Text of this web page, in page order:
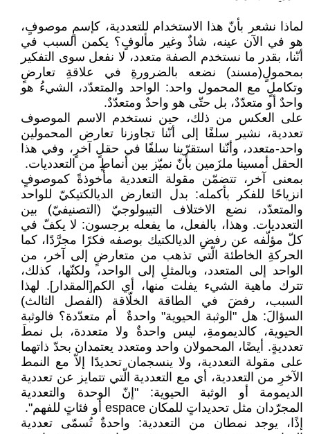
لماذا نشعر بأنّ هذا الاستخدام للتعددية، كإسمٍ موصوفٍ،
هو في الآن عينه، شاذٌ وغير مألوفٍ؟ ‏يكمن السبب في
أنّنا، بقدر ما نستخدم الصفة متعدد، لا نفعل سوى التفكير
بمحمولٍ(مسند) نضعه ‏بالضرورةِ في علاقةِ تعارضٍ
وتكاملٍ مع المحمول واحد: الواحد والمتعدّد، الشيءُ هو
واحدٌ أو ‏متعدّدٌ، بل حتّى هو واحدٌ ومتعدّدٌ.‏
على العكس من ذلك، حين نستخدم الاسم الموصوف
تعددية، نشير سلفًا إلى أنّنا تجاوزنا تعارض ‏المحمولين
واحد-متعدد، وأنّنا استقرّينا سلفًا في حقلٍ آخرٍ، وفي هذا
الحقل أمسينا ملزَمين بأنّ نميّز ‏بين أنماطٍ من التعدديات. ‏
بمعنى آخر، تتضمّن مقولة التعددية مأخوذةً كموصوفٍ
انزياحًا للفكر بأكمله: بدل التعارض ‏الديالكتيكيّ للواحد
والمتعدّد، نضع الاختلاف التيبولوجيّ (التصنيفيّ) بين
التعدديات. وهذا، بالفعل، ‏ما يفعله برجسون: لا يكفّ في
كلّ مؤلّفه عن رفضِ الديالكتيك بوصفه فكرًا مجرَّدًا، كما
الحركةِ ‏الخاطئة الّتي تذهب من متعارضٍ إلى آخر، من
الواحد إلى المتعدد، وبالمثلِ إلى الواحد، ولكنّها، ‏كذلك،
تترك‎ ‎ماهية الشيء يفلت منها، أي الكم[المقدار]. لهذا
السبب، رفضَ في الطاقة الخلّاقة ‏‏(الفصل الثالث)
السؤالَ: هل "الوثبة الحيوية" واحدةٌ‎ ‎‏ أم متعدّدة؟ فالوثبة
الحيوية، كالديمومةِ، ليس ‏واحدةٌ ولا متعددة، بل نمطَ
تعدديةٍ. أيضًا، المحمولان واحد ومتعدد يعتمدان بحدّ ذاتهما
على مقولة ‏التعددية، ولا ينسجمان تحديدًا إلاّ مع النمط
الآخرِ من التعددية، أي مع التعددية الّتي تتمايز عن ‏تعددية
الديمومة أو الوثبة الحيوية: "إنّ الوحدة والتعددية
المجرّدان مثل تحديداتٍ للمكان ‏espace‏ ‏أو فئاتٍ للفهم". ‏
إذًا، يوجد نمطان من التعددية: واحدةٌ تُسمّى تعددية